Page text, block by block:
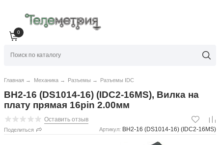
0
Главная → Механика → Разъемы → Разъемы IDC
BH2-16 (DS1014-16) (IDC2-16MS), Вилка на
плату прямая 16pin 2.00мм
Оставить отзыв
Поделиться Артикул: BH2-16 (DS1014-16) (IDC2-16MS)